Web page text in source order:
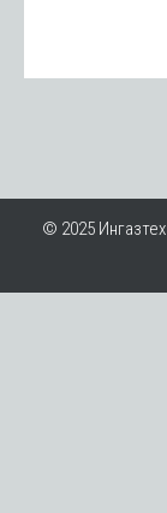
© 2025 Ингазтех